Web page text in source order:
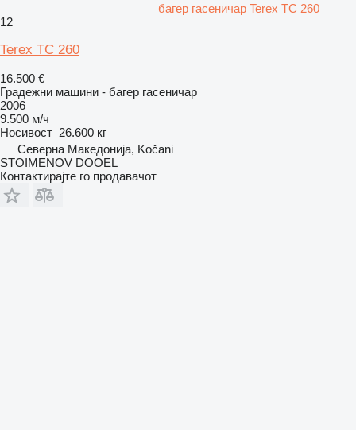
багер гасеничар Terex TC 260
12
Terex TC 260
16.500 €
Градежни машини - багер гасеничар
2006
9.500 м/ч
Носивост 26.600 кг
Северна Македонија, Kočani
STOIMENOV DOOEL
Контактирајте го продавачот